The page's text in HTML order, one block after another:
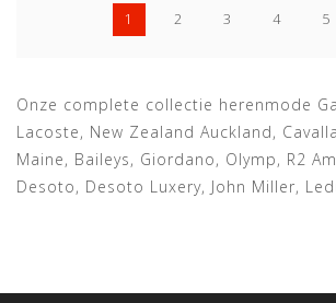
1 2 3 4 5
Onze complete collectie herenmode
Lacoste, New Zealand Auckland,
Maine, Baileys, Giordano, Olymp, R2
Desoto, Desoto Luxery, John Miller,